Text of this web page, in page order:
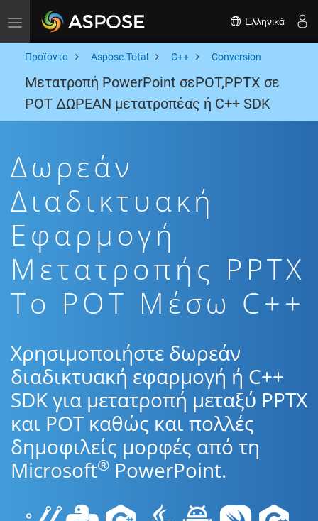
Toggle navigation Ελληνικά
Προϊόντα Aspose.Total C++ Conversion
Μετατροπή PowerPoint σεPOT,PPTX σε
POT ΔΩΡΕΑΝ μετατροπέας ή C++ SDK
Δωρεάν
Διαδικτυακή
Εφαρμογή
Μετατροπής PPTX
To POT Μέσω C++
Χρησιμοποιήστε δωρεάν
διαδικτυακή εφαρμογή ή C++
SDK για μετατροπή μεταξύ PPTX
και POT καθώς και πολλές
δημοφιλείς μορφές από τη
Microsoft® PowerPoint.